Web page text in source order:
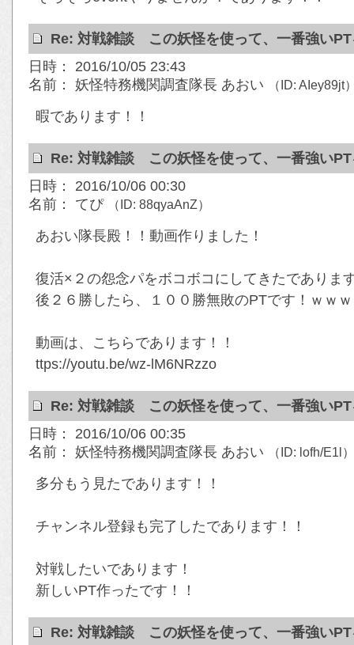
Re: 対戦雑談 この妖怪を使って、一番強い
日時： 2016/10/05 23:43
名前： 妖怪特務機関調査隊長 あおい
（ID: AIey89jt
暇であります！！
Re: 対戦雑談 この妖怪を使って、一番強い
日時： 2016/10/06 00:30
名前： てぴ
（ID: 88qyaAnZ）
あおい隊長殿！！動画作りました！
復活×２の怨念パをボコボコにしてきたでありま
後２６勝したら、１００勝無敗のPTです！ｗｗｗ
動画は、こちらであります！！
ttps://youtu.be/wz-lM6NRzzo
Re: 対戦雑談 この妖怪を使って、一番強い
日時： 2016/10/06 00:35
名前： 妖怪特務機関調査隊長 あおい
（ID: lofh/E1l）
多分もう見たであります！！
チャンネル登録も完了したであります！！
対戦したいであります！
新しいPT作ったです！！
Re: 対戦雑談 この妖怪を使って、一番強い